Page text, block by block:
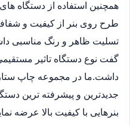
همچنین استفاده از دستگاه
طرح روی بنر از کیفیت و
تسلیت ظاهر و رنگ مناسبی
گفت نوع دستگاه تاثیر
داشت.ما در مجموعه چاپ
جدیدترین و پیشرفته ترین
بنرهایی با کیفیت بالا عرضه